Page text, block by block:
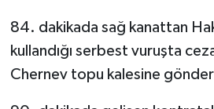
84. dakikada sağ kanattan
kullandığı serbest vuruşta
Chernev topu kalesine